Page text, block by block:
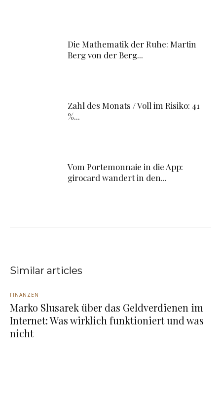
Die Mathematik der Ruhe: Martin
Berg von der Berg...
Zahl des Monats / Voll im Risiko: 41
%...
Vom Portemonnaie in die App:
girocard wandert in den...
Similar articles
FINANZEN
Marko Slusarek über das Geldverdienen im
Internet: Was wirklich funktioniert und was
nicht